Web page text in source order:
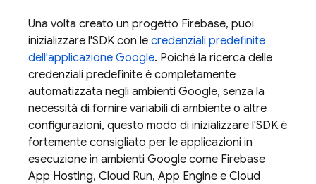
Una volta creato un progetto Firebase, puoi
inizializzare l'SDK con le credenziali predefinite
dell'applicazione Google. Poiché la ricerca delle
credenziali predefinite è completamente
automatizzata negli ambienti Google, senza la
necessità di fornire variabili di ambiente o altre
configurazioni, questo modo di inizializzare l'SDK è
fortemente consigliato per le applicazioni in
esecuzione in ambienti Google come Firebase
App Hosting, Cloud Run, App Engine e Cloud